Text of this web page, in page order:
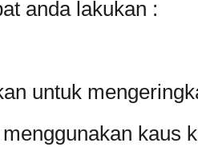
anda lakukan :
untuk
kaus